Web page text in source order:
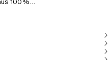
100%
Das Modell ist 183